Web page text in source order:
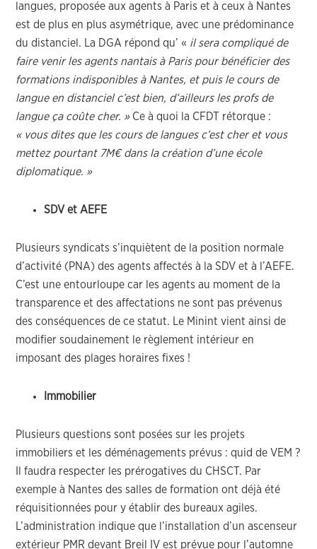
langues, proposée aux agents à Paris et à ceux à Nantes
est de plus en plus asymétrique, avec une prédominance
du distanciel. La DGA répond qu’ « il sera compliqué de
faire venir les agents nantais à Paris pour bénéficier des
formations indisponibles à Nantes, et puis le cours de
langue en distanciel c’est bien, d’ailleurs les profs de
langue ça coûte cher. » Ce à quoi la CFDT rétorque :
« vous dites que les cours de langues c’est cher et vous
mettez pourtant 7M€ dans la création d’une école
diplomatique. »
SDV et AEFE
Plusieurs syndicats s’inquiètent de la position normale
d’activité (PNA) des agents affectés à la SDV et à l’AEFE.
C’est une entourloupe car les agents au moment de la
transparence et des affectations ne sont pas prévenus
des conséquences de ce statut. Le Minint vient ainsi de
modifier soudainement le règlement intérieur en
imposant des plages horaires fixes !
Immobilier
Plusieurs questions sont posées sur les projets
immobiliers et les déménagements prévus : quid de VEM ?
Il faudra respecter les prérogatives du CHSCT. Par
exemple à Nantes des salles de formation ont déjà été
réquisitionnées pour y établir des bureaux agiles.
L’administration indique que l’installation d’un ascenseur
extérieur PMR devant Breil IV est prévue pour l’automne